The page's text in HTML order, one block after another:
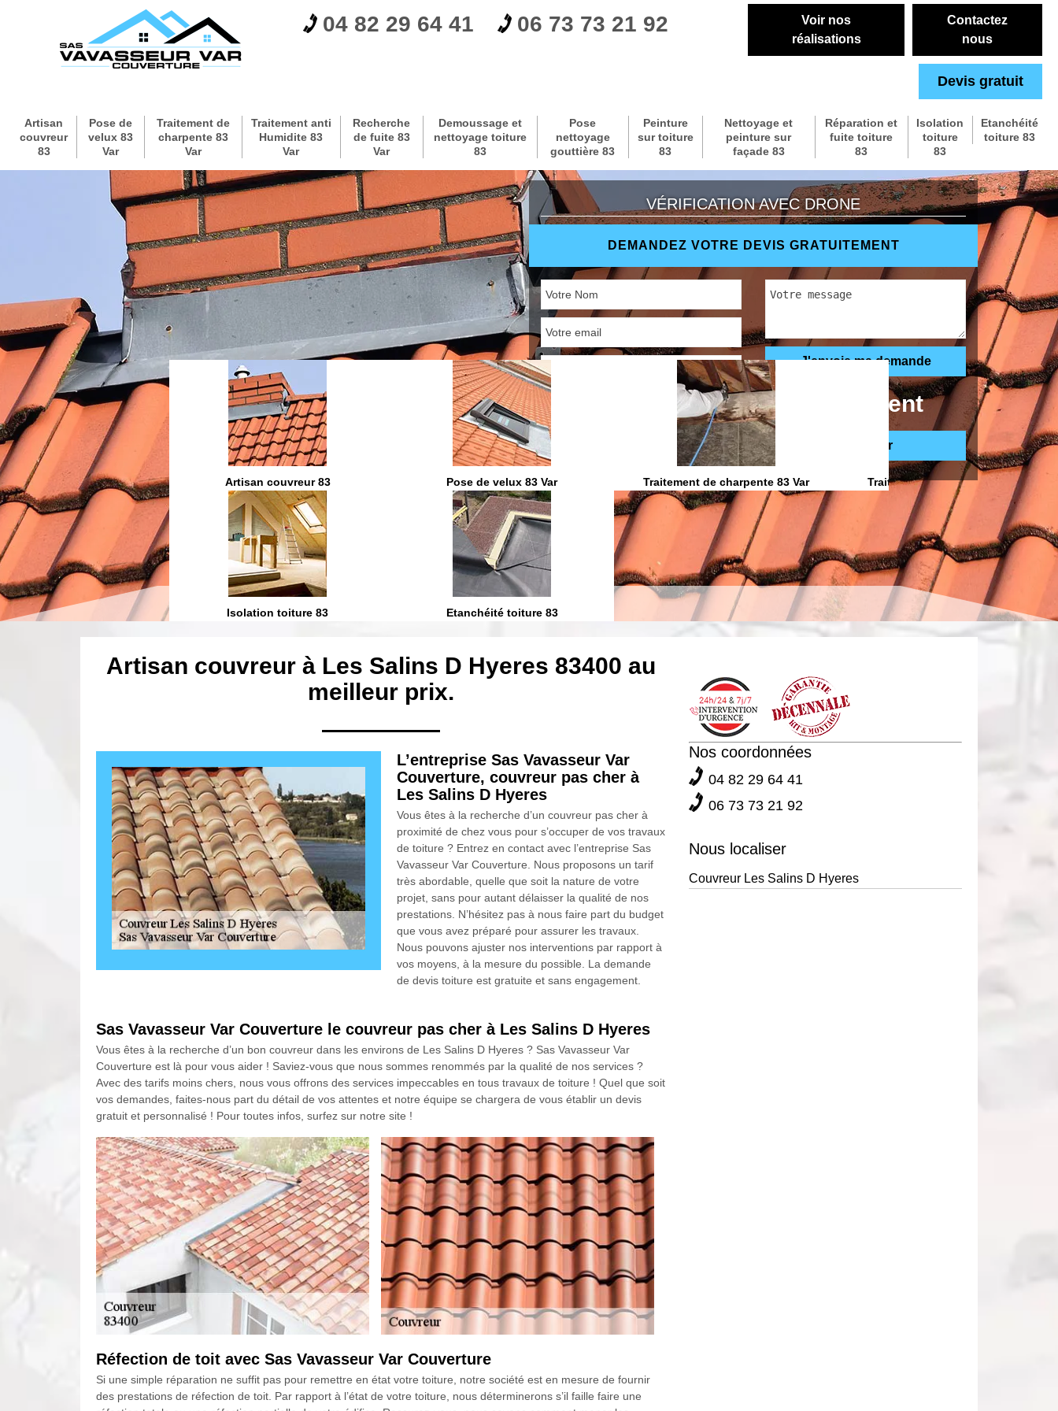
04 82 29 64 41 06 73 73 21 92
Voir nos
réalisations
Contactez
nous
Devis gratuit
Artisan
couvreur
83
Pose de
velux 83
Var
Traitement de
charpente 83
Var
Traitement anti
Humidite 83
Var
Recherche
de fuite 83
Var
Demoussage et
nettoyage toiture
83
Pose
nettoyage
gouttière 83
Peinture
sur toiture
83
Nettoyage et
peinture sur
façade 83
Réparation et
fuite toiture
83
Isolation
toiture
83
Etanchéité
toiture 83
VÉRIFICATION AVEC DRONE
DEMANDEZ VOTRE DEVIS GRATUITEMENT
On vous rappelle gratuitement
toiture 83 Artisan couvreur 83 Pose de velux 83 Var Traitement de charpente 83 Var Traitement anti Humidite 83 Var
et fuite toiture 83 Isolation toiture 83 Etanchéité toiture 83
Artisan couvreur à Les Salins D Hyeres 83400 au
meilleur prix.
L’entreprise Sas Vavasseur Var
Couverture, couvreur pas cher à
Les Salins D Hyeres
Vous êtes à la recherche d’un couvreur pas cher à
proximité de chez vous pour s’occuper de vos travaux
de toiture ? Entrez en contact avec l’entreprise Sas
Vavasseur Var Couverture. Nous proposons un tarif
très abordable, quelle que soit la nature de votre
projet, sans pour autant délaisser la qualité de nos
prestations. N’hésitez pas à nous faire part du budget
que vous avez préparé pour assurer les travaux.
Nous pouvons ajuster nos interventions par rapport à
vos moyens, à la mesure du possible. La demande
de devis toiture est gratuite et sans engagement.
Sas Vavasseur Var Couverture le couvreur pas cher à Les Salins D Hyeres
Vous êtes à la recherche d’un bon couvreur dans les environs de Les Salins D Hyeres ? Sas Vavasseur Var
Couverture est là pour vous aider ! Saviez-vous que nous sommes renommés par la qualité de nos services ?
Avec des tarifs moins chers, nous vous offrons des services impeccables en tous travaux de toiture ! Quel que soit
vos demandes, faites-nous part du détail de vos attentes et notre équipe se chargera de vous établir un devis
gratuit et personnalisé ! Pour toutes infos, surfez sur notre site !
Réfection de toit avec Sas Vavasseur Var Couverture
Si une simple réparation ne suffit pas pour remettre en état votre toiture, notre société est en mesure de fournir
des prestations de réfection de toit. Par rapport à l’état de votre toiture, nous déterminerons s’il faille faire une
Nos coordonnées
04 82 29 64 41
06 73 73 21 92
Nous localiser
Couvreur Les Salins D Hyeres